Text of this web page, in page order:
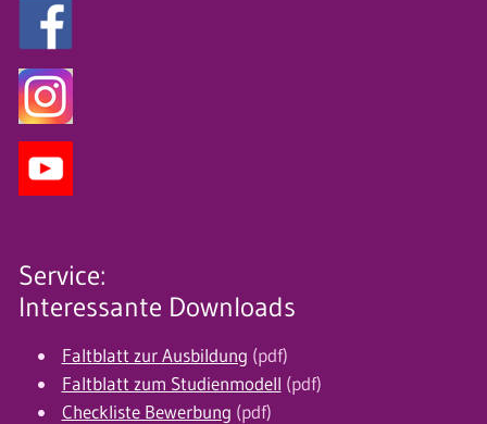
Service:
Interessante Downloads
Faltblatt zur Ausbildung (pdf)
Faltblatt zum Studienmodell (pdf)
Checkliste Bewerbung (pdf)